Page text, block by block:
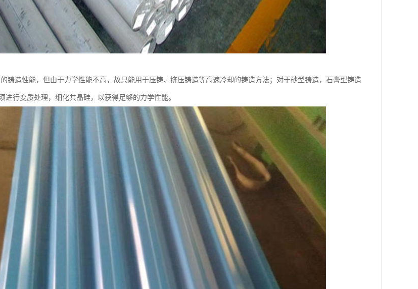
铸造性能，但由于力学性能不高，故只能用于压铸、挤压铸造等高速冷却的铸造方法；对于砂型铸造，石膏型铸造
进行变质处理，细化共晶硅，以获得足够的力学性能。